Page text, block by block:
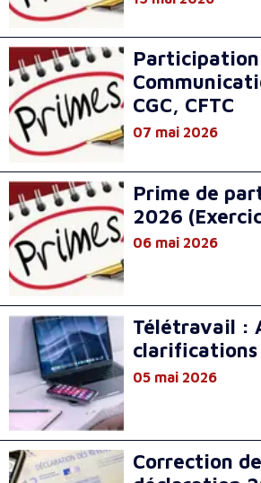
CGC, CFTC
07 mai 2026
Prime de
2026
06 mai 2026
Télétravail :
clarifications
05 mai 2026
Correction